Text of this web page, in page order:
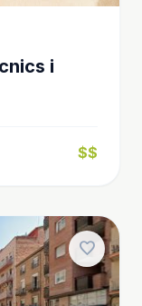
i
$$
favorite